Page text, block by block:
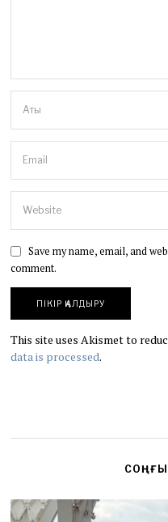
Save my name, email, and
comment.
This site uses Akismet to
data is processed.